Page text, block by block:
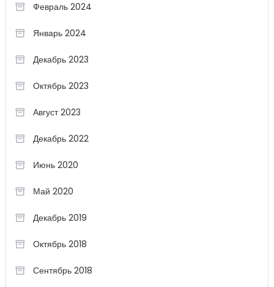
Февраль 2024
Январь 2024
Декабрь 2023
Октябрь 2023
Август 2023
Декабрь 2022
Июнь 2020
Май 2020
Декабрь 2019
Октябрь 2018
Сентябрь 2018